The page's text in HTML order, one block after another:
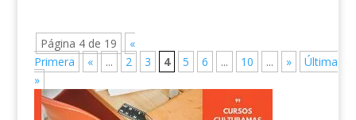
Página 4 de 19
«
Primera
« ... 2 3 4 5 6 ... 10 ... »
Última
»